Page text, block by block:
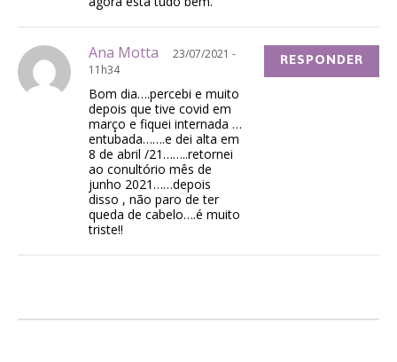
Ana Motta
23/07/2021 -
11h34
Bom dia….percebi e muito
depois que tive covid em
março e fiquei internada …
entubada…….e dei alta em
8 de abril /21……..retornei
ao conultório mês de
junho 2021……depois
disso , não paro de ter
queda de cabelo….é muito
triste!!
RESPONDER